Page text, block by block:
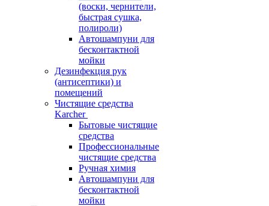
(воски, чернители,
быстрая сушка,
полироли)
Автошампуни для
бесконтактной
мойки
Дезинфекция рук
(антисептики) и
помещений
Чистящие средства
Karcher
Бытовые чистящие
средства
Профессиональные
чистящие средства
Ручная химия
Автошампуни для
бесконтактной
мойки